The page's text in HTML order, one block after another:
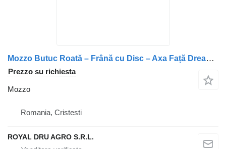
Mozzo Butuc Roată – Frână cu Disc – Axa Față Dreapta 1407382 / 1400163 per camion DAF Vehicule DAF
Prezzo su richiesta
Mozzo
Romania, Cristesti
ROYAL DRU AGRO S.R.L.